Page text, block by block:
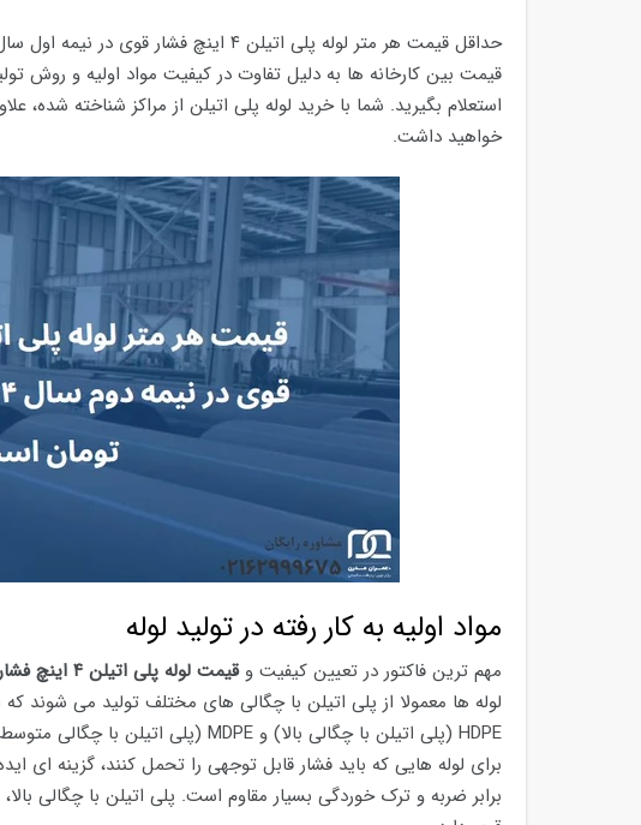
قیمت بین کارخانه ها به دلیل تفاوت در کیفیت مواد اولیه و روش
استعلام بگیرید. شما با خرید لوله پلی اتیلن از مراکز شناخته
خواهید داشت.
مواد اولیه به کار رفته در تولید لوله
مهم ترین فاکتور در تعیین کیفیت وقیمت لوله پلی اتیلن ۴ اینچ فشار قوی
برای لوله هایی که باید فشار قابل توجهی را تحمل کنند، گزینه ای